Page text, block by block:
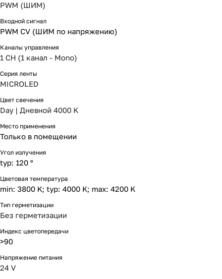
PWM (ШИМ)
Входной сигнал
PWM СV (ШИМ по напряжению)
Каналы управления
1 CH (1 канал - Mono)
Серия ленты
MICROLED
Цвет свечения
Day | Дневной 4000 K
Место применения
Только в помещении
Угол излучения
typ: 120 °
Цветовая температура
min: 3800 K; typ: 4000 K; max: 4200 K
Тип герметизации
Без герметизации
Индекс цветопередачи
>90
Напряжение питания
24 V